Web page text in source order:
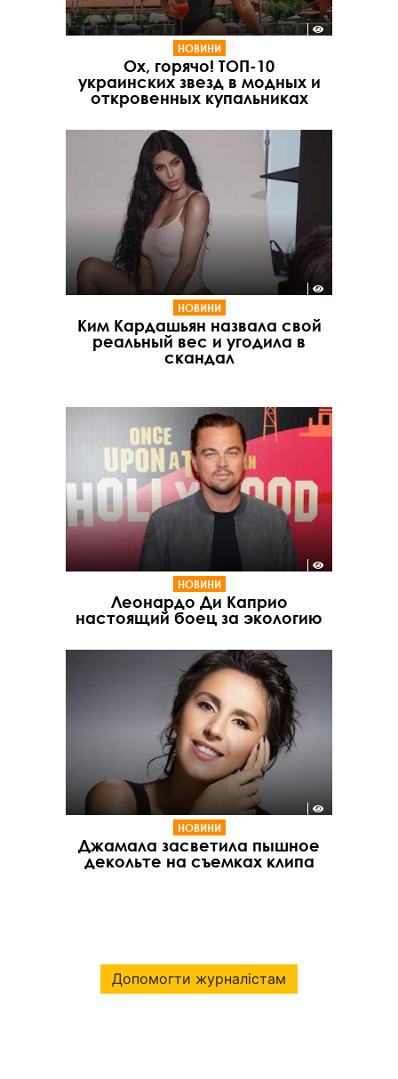
НОВИНИ
Ох, горячо! ТОП-10
украинских звезд в модных и
откровенных купальниках
НОВИНИ
Ким Кардашьян назвала свой
реальный вес и угодила в
скандал
НОВИНИ
Леонардо Ди Каприо
настоящий боец за экологию
НОВИНИ
Джамала засветила пышное
декольте на съемках клипа
Допомогти журналістам